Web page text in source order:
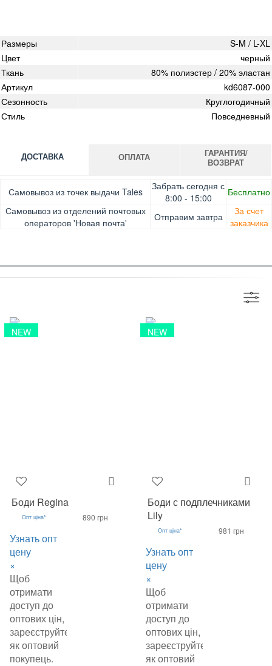
Размеры
S-M / L-XL
Цвет
черный
Ткань
80% полиэстер / 20% эластан
Артикул
kd6087-000
Сезонность
Круглогодичный
Стиль
Повседневный
ДОСТАВКА
Самовывоз из точек выдачи Tales
Забрать сегодня с
8:00 - 15:00
Бесплатно
Самовывоз из отделений почтовых
операторов 'Новая почта'
Отправим завтра
За счет
заказчика
ОПЛАТА
Оплата при получении товара, Картой онлайн, Google
Pay, Безналичными для юридических лиц, Безналичными
для физических лиц, Apple Pay, Mastercard, Visa
ГАРАНТИЯ/
ВОЗВРАТ
Гарантия. Обмен/возврат товара в течение 14 дней.
Доставка за счет заказчика
NEW
Боди Regina
Опт ціна*
Узнать опт
цену
×
Щоб
отримати
доступ до
оптових цін,
зареєструйтеся
як оптовий
покупець.
890 грн
NEW
Боди с подплечниками
Lily
Опт ціна*
Узнать опт
цену
×
Щоб
отримати
доступ до
оптових цін,
зареєструйтеся
як оптовий
981 грн